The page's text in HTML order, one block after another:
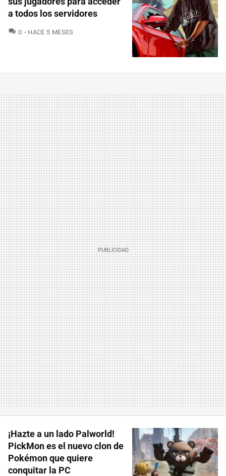
a todos los servidores
0 COMENTARIOS
HACE 5 MESES
¡Hazte a un lado Palworld!
PickMon es el nuevo clon de
Pokémon que quiere
conquitar la PC